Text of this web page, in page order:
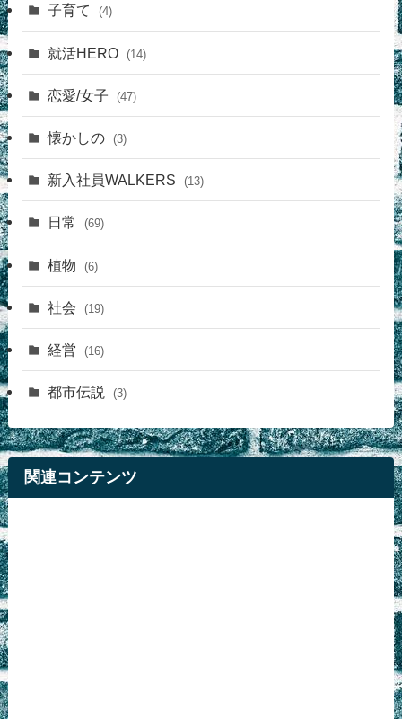
子育て (4)
就活HERO (14)
恋愛/女子 (47)
懐かしの (3)
新入社員WALKERS (13)
日常 (69)
植物 (6)
社会 (19)
経営 (16)
都市伝説 (3)
関連コンテンツ